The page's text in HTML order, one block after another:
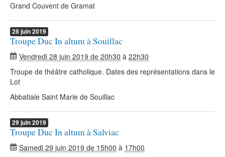
Grand Couvent de Gramat
28juin2019
Troupe Duc In altum à Souillac
Vendredi 28 juin 2019 de 20h30 à 22h30
Troupe de théâtre catholique. Dates des représentations dans le
Lot
Abbatiale Saint Marie de Souillac
29 juin2019
Troupe Duc In altum à Salviac
Samedi 29 juin 2019 de 15h00 à 17h00